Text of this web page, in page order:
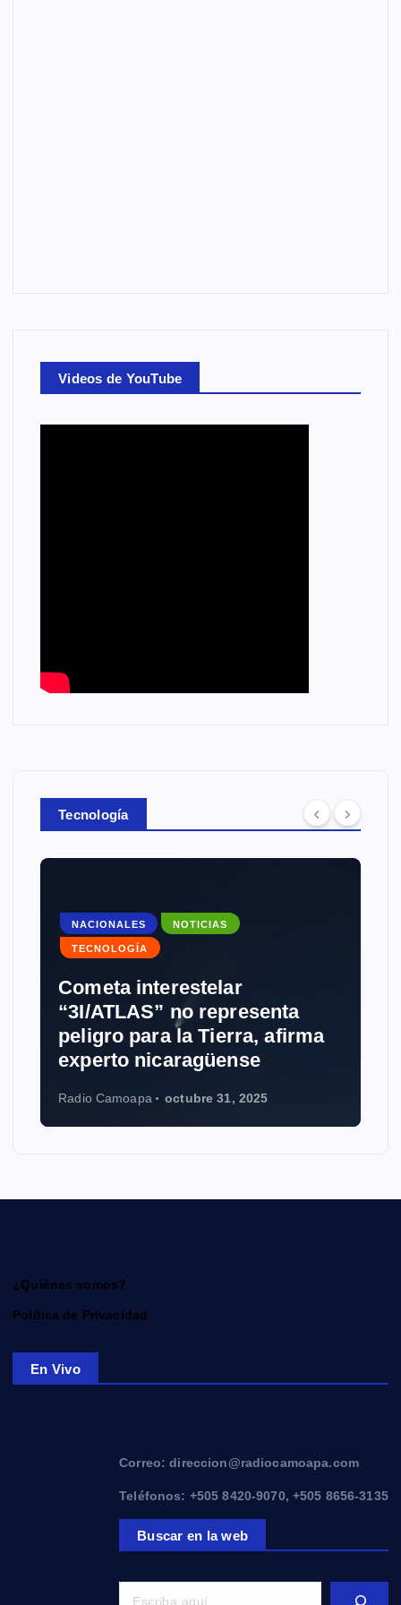
Videos de YouTube
Tecnología
NACIONALES NOTICIAS
TECNOLOGÍA
Cometa interestelar
“3I/ATLAS” no representa
peligro para la Tierra, afirma
experto nicaragüense
Radio Camoapa octubre 31, 2025
¿Quiénes somos?
Política de Privacidad
En Vivo
Correo: direccion@radiocamoapa.com
Teléfonos: +505 8420-9070, +505 8656-3135
Buscar en la web